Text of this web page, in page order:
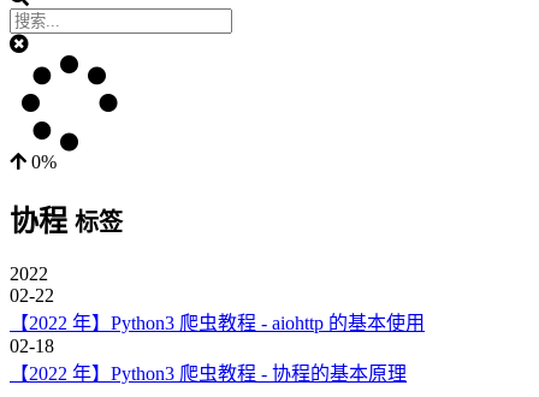
0%
协程 标签
2022
02-22
【2022 年】Python3 爬虫教程 - aiohttp 的基本使用
02-18
【2022 年】Python3 爬虫教程 - 协程的基本原理